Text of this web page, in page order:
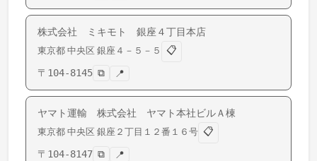
株式会社 ミキモト 銀座４丁目本店
東京都 中央区 銀座 ４－５－５
📋
〒 104-8145 ⧉ 📍
ヤマト運輸 株式会社 ヤマト本社ビルＡ棟
東京都 中央区 銀座 ２丁目１２番１６号 📋
〒 104-8147 ⧉ 📍